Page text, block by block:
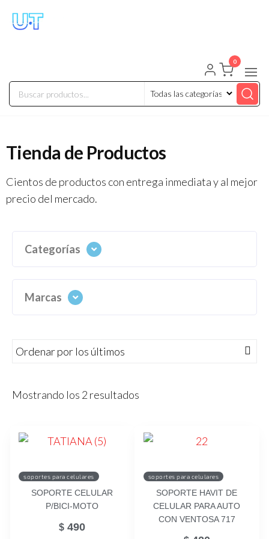
0
Tienda de Productos
Cientos de productos con entrega inmediata y al mejor
precio del mercado.
Categorías
Marcas
Mostrando los 2 resultados
soportes para celulares
SOPORTE CELULAR
P/BICI-MOTO
$ 490
soportes para celulares
SOPORTE HAVIT DE
CELULAR PARA AUTO
CON VENTOSA 717